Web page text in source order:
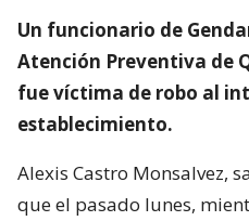
Un funcionario de
Atención Preventiva de
fue víctima de robo al
establecimiento.
Alexis Castro Monsalvez,
que el pasado lunes,